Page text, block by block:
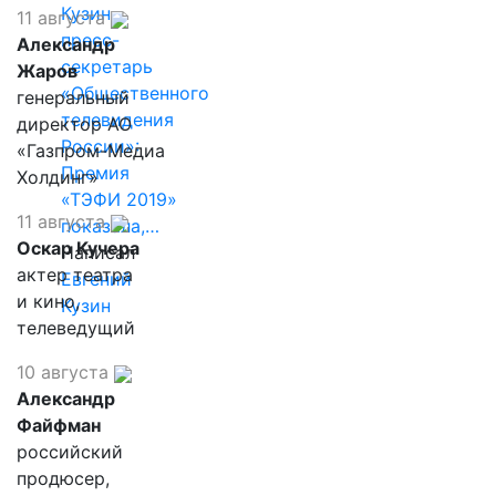
Кузин,
пресс-
секретарь
«Общественного
телевидения
России»:
Премия
«ТЭФИ 2019»
показала,…
Написал
Евгений
Кузин
11 августа
Александр
Жаров
генеральный
директор АО
«Газпром-Медиа
Холдинг»
11 августа
Оскар Кучера
актер театра
и кино,
телеведущий
10 августа
Александр
Файфман
российский
продюсер,